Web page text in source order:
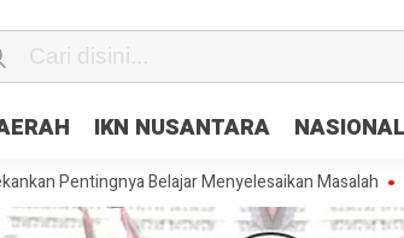
IKN NUSANTARA NASIONAL
Belajar Menyelesaikan Masalah